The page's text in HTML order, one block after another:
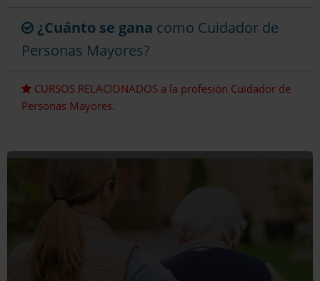
¿Cuánto se gana como Cuidador de
Personas Mayores?
CURSOS RELACIONADOS a la profesión Cuidador de
Personas Mayores.